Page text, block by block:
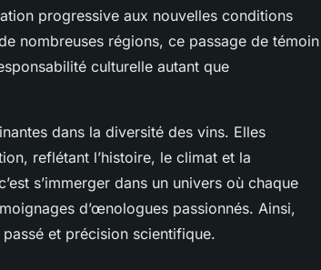
progressive aux nouvelles conditions
nombreuses régions, ce passage de témoin
culturelle autant que
dans la diversité des vins. Elles
reflétant l’histoire, le climat et la
s’immerger dans un univers où chaque
d’œnologues passionnés. Ainsi,
et précision scientifique.